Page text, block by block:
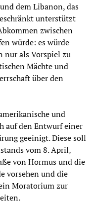
dem Libanon, das
unterstützt
zwischen
würde: es würde
nur als Vorspiel zu
Mächte und
über den
und
auf den Entwurf einer
geeinigt. Diese soll
vom 8. April,
von Hormus und die
vorsehen und die
Moratorium zur